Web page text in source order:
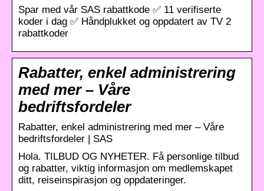
Spar med vår SAS rabattkode ✅ 11 verifiserte
koder i dag ✅ Håndplukket og oppdatert av TV 2
rabattkoder
Rabatter, enkel administrering
med mer – Våre
bedriftsfordeler
Rabatter, enkel administrering med mer – Våre
bedriftsfordeler | SAS
Hola. TILBUD OG NYHETER. Få personlige tilbud
og rabatter, viktig informasjon om medlemskapet
ditt, reiseinspirasjon og oppdateringer.